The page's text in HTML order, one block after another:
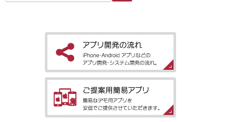
［アプリ開発の流れ］iPhone・Android アプリなどのアプリ開
発・システム開発の流れ。